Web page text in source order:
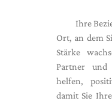
Ihre
Ort, an dem
Stärke
Partner und
helfen,
damit Sie